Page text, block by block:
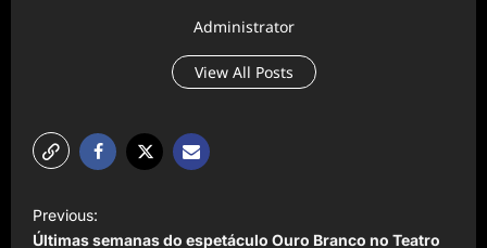
Administrator
View All Posts
o
Previous:
Últimas semanas do espetáculo Ouro Branco no Teatro